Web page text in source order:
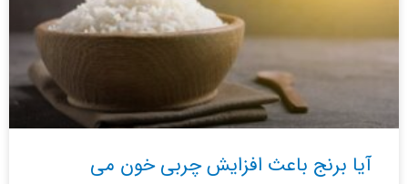
آیا برنج باعث افزایش چربی خون می